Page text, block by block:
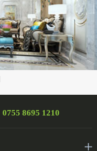
0755 8695 1210